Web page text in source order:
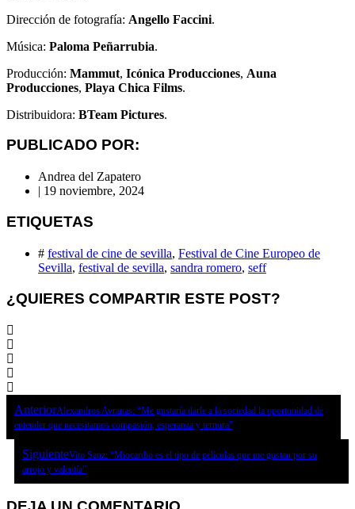
Dirección de fotografía: Angello Faccini.
Música: Paloma Peñarrubia.
Producción: Mammut, Icónica Producciones, Auna
Producciones, Playa Chica Films.
Distribuidora: BTeam Pictures.
PUBLICADO POR:
Andrea del Zapatero
| 19 noviembre, 2024
ETIQUETAS
# festival de cine de sevilla, Festival de Cine Europeo de
Sevilla, festival de sevilla, sandra romero, seff
¿QUIERES COMPARTIR ESTE POST?
AnteriorAlexandros Avranas: “Me gustaría darle a la sociedad la oportunidad de
entender que necesitamos compasión, esperanza y ternura”
SiguienteVito Sanz: “Miocardio es el tipo de películas que me gustan por su
arrojo y valentía”